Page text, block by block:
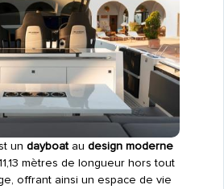
un dayboatau design moderne
mètres de longueur hors tout
offrant ainsi un espace de vie